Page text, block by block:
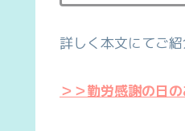
詳しく本文にてご
＞＞勤労感謝の日